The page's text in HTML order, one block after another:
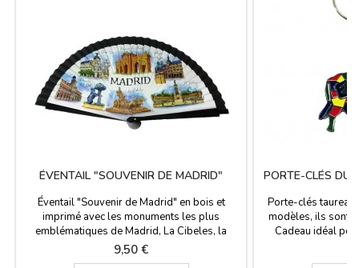
ÉVENTAIL "SOUVENIR DE MADRID"
Éventail "Souvenir de Madrid" en bois et
imprimé avec les monuments les plus
emblématiques de Madrid, La Cibeles, la
Puerta de Alcalá, l'Ours et l'Arbousier, etc.
Dimensions : 23 cm
Prix
9,50 €
PORTE-CLÉS DU
Porte-clés
modèles, ils sont
Cadeau idéal